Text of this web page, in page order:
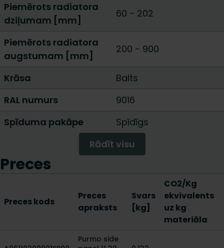
Piemērots radiatora
dziļumam [mm]
60 - 202
Piemērots radiatora
augstumam [mm]
200 - 900
Krāsa
Balts
RAL numurs
9016
Spīduma pakāpe
Spīdīgs
Rādīt visu
Preces
Preces kods
Preces
apraksts
Svars
[kg]
CO2/Kg
ekvivalents
uz kg
materiāla
Purmo side